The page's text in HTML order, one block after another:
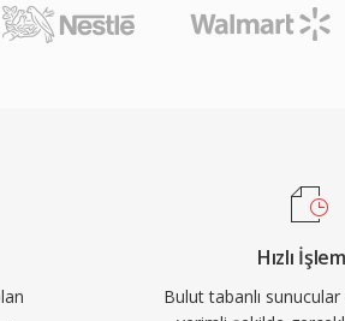
Hızlı
Bulut tabanlı